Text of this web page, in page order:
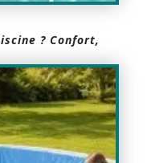
? Confort,